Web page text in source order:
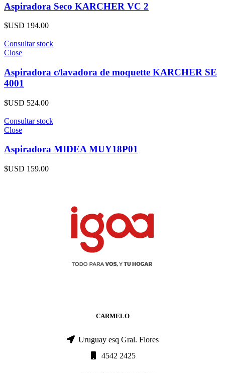
Aspiradora Seco KARCHER VC 2
$USD 194.00
Consultar stock
Close
Aspiradora c/lavadora de moquette KARCHER SE
4001
$USD 524.00
Consultar stock
Close
Aspiradora MIDEA MUY18P01
$USD 159.00
CARMELO
Uruguay esq Gral. Flores
4542 2425